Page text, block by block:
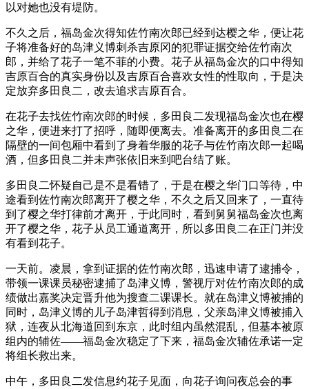
以对她也没有堤防。
不久之后，福岛金次得知佐竹南次郎已经到达樱之华，便让花
子将准备好的岛津义博刺杀吉原冈的犯罪证据交给佐竹南次
郎，并给了花子一笔不菲的小费。花子从福岛金次的口中得知
吉原百合的真实身份以及吉原百合喜欢女性的性取向，于是决
定放弃多田良二，改去追求吉原百合。
在花子去找佐竹南次郎的时候，多田良二发现福岛金次也在樱
之华，便进来打了招呼，随即便离去。准备离开的多田良二在
隔壁的一间包厢中看到了身着华服的花子与佐竹南次郎一起喝
酒，但多田良二并未声张依旧来到吧台结了账。
多田良二怀疑自己是不是看错了，于是在樱之华门口等待，中
途看到佐竹南次郎离开了樱之华，不久之后又回来了，一直待
到了樱之华打律前才离开，于此同时，看到舅舅福岛金次也离
开了樱之华，花子从员工通道离开，所以多田良二在正门并没
有看到花子。
一天前。凌晨，拿到证据的佐竹南次郎，迅速申请了逮捕令，
带领一课课员秘密逮捕了岛津义博，警视厅对佐竹南次郎的成
绩做出嘉奖决定晋升他为搜查二课课长。就在岛津义博被捕的
同时，岛津义博的儿子岛津哲得到消息，父亲岛津义博被捕入
狱，连夜从北海道回到东京，此时组内虽然混乱，但基本被原
组内的辅佐——福岛金次稳定了下来，福岛金次辅佐承诺一定
将组长救出来。
中午，多田良二发信息约花子见面，向花子询问夜总会的事